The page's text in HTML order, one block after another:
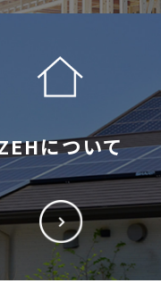
について